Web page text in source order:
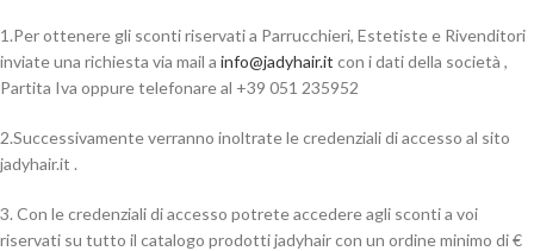
1.Per ottenere gli sconti riservati a Parrucchieri, Estetiste e Rivenditori
inviate una richiesta via mail a info@jadyhair.it con i dati della società ,
Partita Iva oppure telefonare al +39 051 235952
2.Successivamente verranno inoltrate le credenziali di accesso al sito
jadyhair.it .
3. Con le credenziali di accesso potrete accedere agli sconti a voi
riservati su tutto il catalogo prodotti jadyhair con un ordine minimo di €